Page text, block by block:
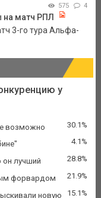
575 4
на матч РПЛ
3-го тура Альфа-
у
возможно 30.1%
4.1%
он лучший 28.8%
форвардом 21.9%
новую
15.1%